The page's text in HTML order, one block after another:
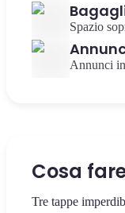
Spazio
Annunci
Cosa
Tre tappe